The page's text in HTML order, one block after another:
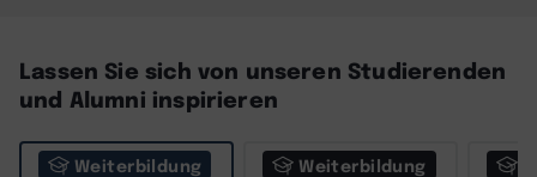
Lassen Sie sich von unseren Studierenden
und Alumni inspirieren
Weiterbildung Weiterbildung